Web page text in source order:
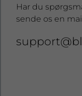
Har du
sende os en